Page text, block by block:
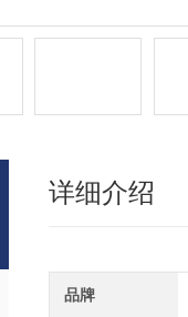
详细介绍
品牌